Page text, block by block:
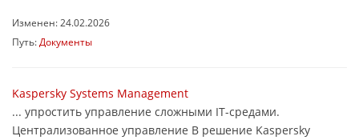
Изменен: 24.02.2026
Путь: Документы
Kaspersky Systems Management
... упростить управление сложными IT-средами.
Централизованное управление В решение Kaspersky